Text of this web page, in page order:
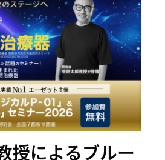
授によるブルー